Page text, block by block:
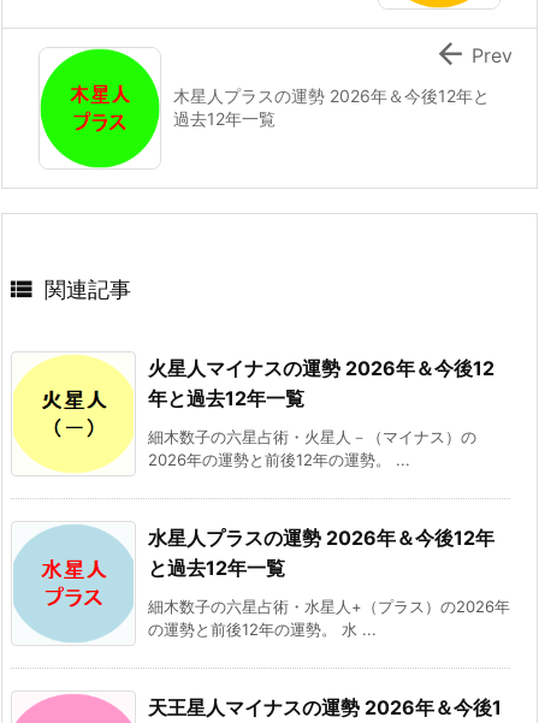
木星人プラスの運勢 2026年＆今後12年と
過去12年一覧
 Prev
 関連記事
火星人マイナスの運勢 2026年＆今後12
年と過去12年一覧
細木数子の六星占術・火星人－（マイナス）の
2026年の運勢と前後12年の運勢。 ...
水星人プラスの運勢 2026年＆今後12年
と過去12年一覧
細木数子の六星占術・水星人+（プラス）の2026年
の運勢と前後12年の運勢。 水 ...
天王星人マイナスの運勢 2026年＆今後1